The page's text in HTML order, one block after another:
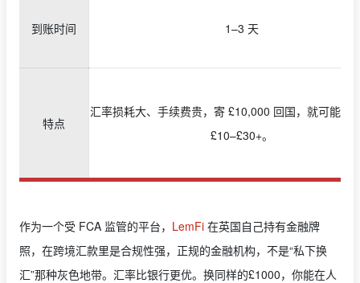
到账时间 1–3 天
特点
汇率损耗大、手续费贵，寄 £10,000 回国，就可能“凭
£10–£30+。
作为一个受 FCA 监管的平台， LemFi 在英国自己持有金融牌
照，在跨境汇款里是合规性强，正规的金融机构，不是“私下换
汇”那种灰色地带。汇率比银行更优。换同样的£1000，你能在人